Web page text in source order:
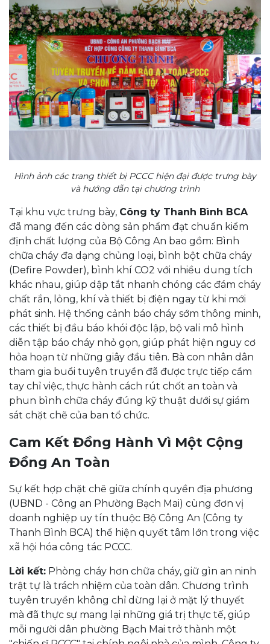
Hình ảnh các trang thiết bị PCCC hiện đại được trưng bày
và hướng dẫn tại chương trình
Tại khu vực trưng bày, Công ty Thanh Bình BCA
đã mang đến các dòng sản phẩm đạt chuẩn kiểm
định chất lượng của Bộ Công An bao gồm: Bình
chữa cháy đa dạng chủng loại, bình bột chữa cháy
(Defire Powder), bình khí CO2 với nhiều dung tích
khác nhau, giúp dập tắt nhanh chóng các đám cháy
chất rắn, lỏng, khí và thiết bị điện ngay từ khi mới
phát sinh. Hệ thống cảnh báo cháy sớm thông minh,
các thiết bị đầu báo khói độc lập, bộ vali mô hình
diễn tập báo cháy nhỏ gọn, giúp phát hiện nguy cơ
hỏa hoạn từ những giây đầu tiên. Bà con nhân dân
tham gia buổi tuyên truyền đã được trực tiếp cầm
tay chỉ việc, thực hành cách rút chốt an toàn và
phun bình chữa cháy đúng kỹ thuật dưới sự giám
sát chặt chẽ của ban tổ chức.
Cam Kết Đồng Hành Vì Một Cộng
Đồng An Toàn
Sự kết hợp chặt chẽ giữa chính quyền địa phương
(UBND - Công an Phường Bạch Mai) cùng đơn vị
doanh nghiệp uy tín thuộc Bộ Công An (Công ty
Thanh Bình BCA) thể hiện quyết tâm lớn trong việc
xã hội hóa công tác PCCC.
Lời kết: Phòng cháy hơn chữa cháy, giữ gìn an ninh
trật tự là trách nhiệm của toàn dân. Chương trình
tuyên truyền không chỉ dừng lại ở mặt lý thuyết
mà đã thực sự mang lại những giá trị thực tế, giúp
mỗi người dân phường Bạch Mai trở thành một